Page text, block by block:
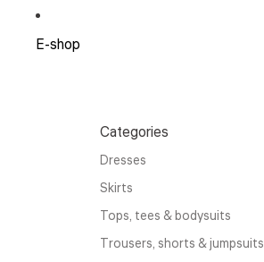
E-shop
Categories
Dresses
Skirts
Tops, tees & bodysuits
Trousers, shorts & jumpsuits